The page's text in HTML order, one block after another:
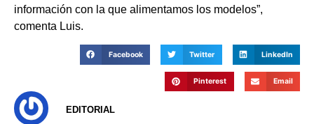
información con la que alimentamos los modelos”,
comenta Luis.
Facebook Twitter LinkedIn
Pinterest Email
EDITORIAL